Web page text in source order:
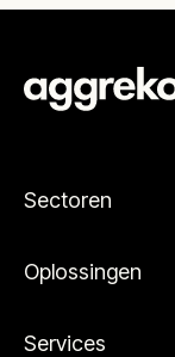
Sectoren
Oplossingen
Services